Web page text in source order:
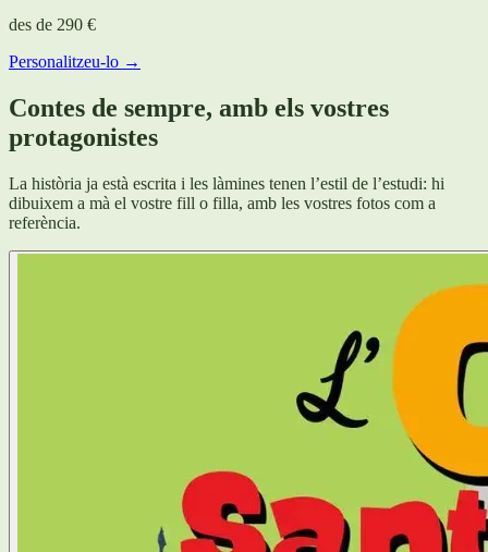
des de 290 €
Personalitzeu-lo →
Contes de sempre, amb els vostres
protagonistes
La història ja està escrita i les làmines tenen l’estil de l’estudi: hi
dibuixem a mà el vostre fill o filla, amb les vostres fotos com a
referència.